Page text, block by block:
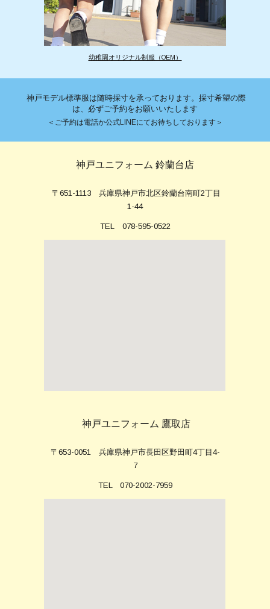
幼稚園オリジナル制服（OEM）
神戸モデル標準服は随時採寸を承っております。採寸希望の際
は、必ずご予約をお願いいたします
＜ご予約は電話か公式LINEにてお待ちしております＞
神戸ユニフォーム 鈴蘭台店
〒651-1113 兵庫県神戸市北区鈴蘭台南町2丁目
1-44
TEL 078-595-0522
神戸ユニフォーム 鷹取 店
〒653-0051 兵庫県神戸市長田区野田町4丁目4-
7
TEL 070-2002-7959